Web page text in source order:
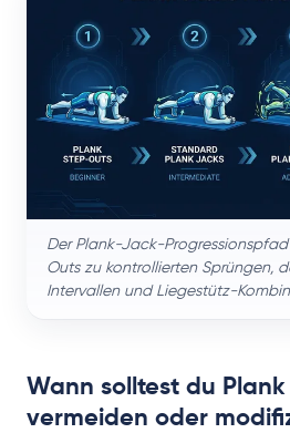
Der Plank-Jack-
Outs zu kontrollierten Sprüngen,
Intervallen und Liegestütz-
Wann solltest du
vermeiden oder